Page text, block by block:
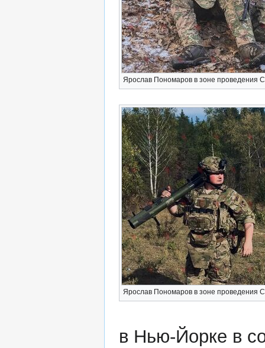
Ярослав Пономаров в зоне проведения
Ярослав Пономаров в зоне проведения
в Нью-Йорке в